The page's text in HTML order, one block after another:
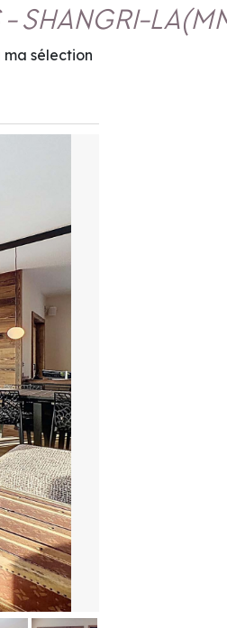
- SHANGRI-LA(
sélection